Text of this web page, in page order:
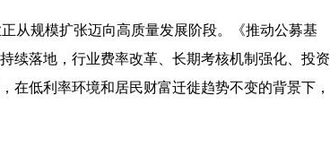
从规模扩张迈向高质量发展阶段。《推动公募基
续落地，行业费率改革、长期考核机制强化、投资
在低利率环境和居民财富迁徙趋势不变的背景下，